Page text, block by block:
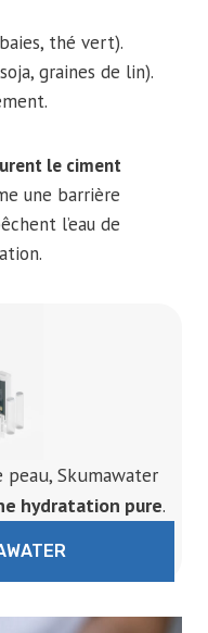
thé vert).
graines de lin).
le ciment
une barrière
l’eau de
Skumawater
hydratation pure.